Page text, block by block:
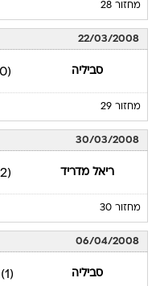
מחזור 28
22/03/2008
סביליה (0)
מחזור 29
30/03/2008
ריאל מדריד (2)
מחזור 30
06/04/2008
סביליה (1)